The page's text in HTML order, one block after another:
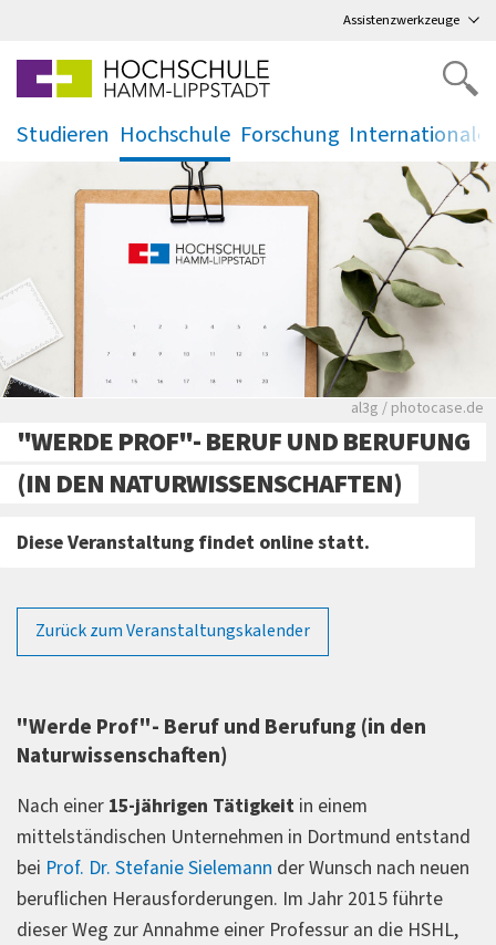
Assistenzwerkzeuge
Studieren Hochschule
.
Forschung
.
Rote leere
al3g / photocase.de
"WERDE PROF"- BERUF UND BERUFUNG
(IN DEN NATURWISSENSCHAFTEN)
Diese Veranstaltung findet online statt.
Zurück zum Veranstaltungskalender
"Werde Prof"- Beruf und Berufung (in den
Naturwissenschaften)
Nach einer 15-jährigen Tätigkeit in einem
mittelständischen Unternehmen in Dortmund entstand
bei Prof. Dr. Stefanie Sielemann der Wunsch nach neuen
beruflichen Herausforderungen. Im Jahr 2015 führte
dieser Weg zur Annahme einer Professur an die HSHL,